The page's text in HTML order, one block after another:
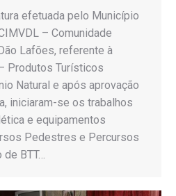
efetuada pelo Município
– Comunidade
Lafões, referente à
Produtos Turísticos
Natural e após aprovação
iniciaram-se os trabalhos
e equipamentos
Pedestres e Percursos
BTT…